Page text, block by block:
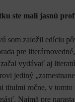
ste mali jasnú
som založil edíciu
pre
vydávať aj
jediný
titulmi ročne, v
Najmä pre